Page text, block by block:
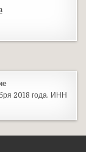
2018 года. ИНН